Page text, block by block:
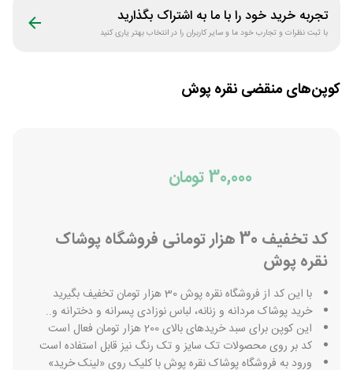
تجربه خرید خود را با ما به اشتراک بگذارید
با ثبت نظرات و تجارب خود ما و سایر کاربران را در انتخاب بهتر یاری کنید
کوپن‌های منقضی نقره پوش
30,000 تومان
کد تخفیف 30 هزار تومانی فروشگاه پوشاک
نقره پوش
با این کد از فروشگاه نقره پوش 30 هزار تومان تخفیف بگیرید
خرید پوشاک مردانه و زنانه، لباس نوزادی پسرانه و دخترانه و..
این کوپن برای سبد خریدهای بالای 200 هزار تومان فعال است
کد بر روی محصولات تک سایز و تک رنگ نیز قابل استفاده است
ورود به فروشگاه پوشاک نقره پوش با کلیک روی «لینک خرید»